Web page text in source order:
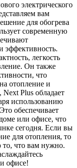
электрического
вам
для обогрева
современную
эффективность.
легкость
Он также
что
отопление и
Plus обладает
использованию
обеспечивает
или офисе, что
сегодня. Если вы
для отопления, то
что вам нужно.
офисе!